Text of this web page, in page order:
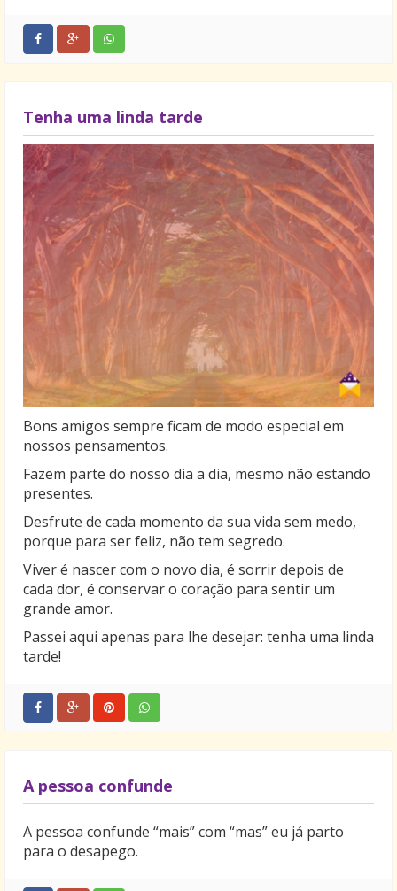
Tenha uma linda tarde
Bons amigos sempre ficam de modo especial em
nossos pensamentos.
Fazem parte do nosso dia a dia, mesmo não estando
presentes.
Desfrute de cada momento da sua vida sem medo,
porque para ser feliz, não tem segredo.
Viver é nascer com o novo dia, é sorrir depois de
cada dor, é conservar o coração para sentir um
grande amor.
Passei aqui apenas para lhe desejar: tenha uma linda
tarde!
A pessoa confunde
A pessoa confunde “mais” com “mas” eu já parto
para o desapego.